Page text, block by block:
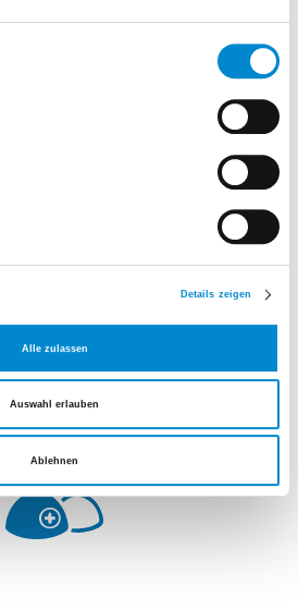
Details zeigen
Alle zulassen
Auswahl erlauben
Ablehnen
31
1 2 3 4 5 6
Informieren Sie sich vor Ort.